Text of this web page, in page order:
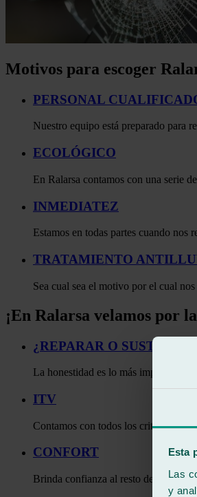
Esta
Las
y
Motivos para escoger
PERSONAL
Nuestro equipo está preparado para
ECOLÓGICO
En Ralarsa contamos con una serie
INMEDIATEZ
Estamos en todas partes cuando nos
TRATAMIENTO
Sea cual sea el motivo por el cual
¡En Ralarsa velamos por
¿REPARAR O SUSTITUIR?
La honestidad es lo más importante y
ITV
Contamos con todos los criterios
CONFORT
Brinda confianza al resto de los